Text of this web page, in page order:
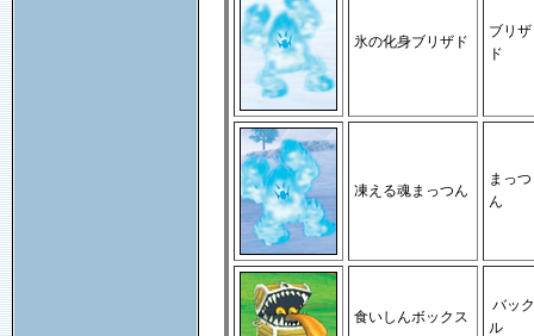
氷の化身ブリザド
ブリザ
ド
凍える魂まっつん
まっつ
ん
食いしんボックス
バック
ル